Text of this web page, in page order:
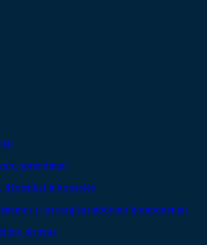
sprendimai
džoistikai ir konsolės
ir pavarų/sustabdymo komponentai
sistema